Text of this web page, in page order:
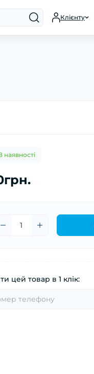
Клієнту
наявності
цей товар в 1 клік: